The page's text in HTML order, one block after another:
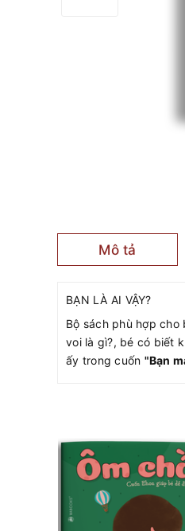
Mô tả
BẠN LÀ AI VẬY?
Bộ sách phù hợp
voi là gì?, bé có biết
ấy trong cuốn "Bạn